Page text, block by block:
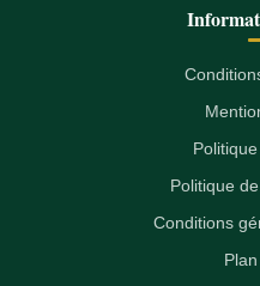
Politique
Conditions